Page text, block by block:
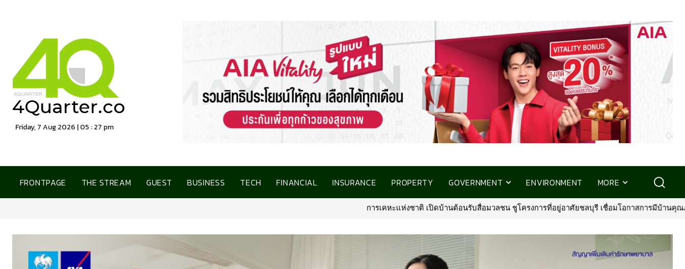
4Quarter.co
Friday, 7 Aug 2026 | 05 : 27 pm
FRONTPAGE THE STREAM GUEST BUSINESS TECH FINANCIAL INSURANCE PROPERTY GOVERNMENT ENVIRONMENT MORE
การเคหะแห่งชาติ เปิดบ้านต้อนรับสื่อมวลชน ชูโครงการที่อยู่อาศัยชลบุรี เชื่อมโอกาสการมีบ้านคุณภาพ รองรับ